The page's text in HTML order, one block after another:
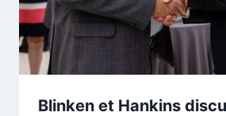
Blinken et Hankins